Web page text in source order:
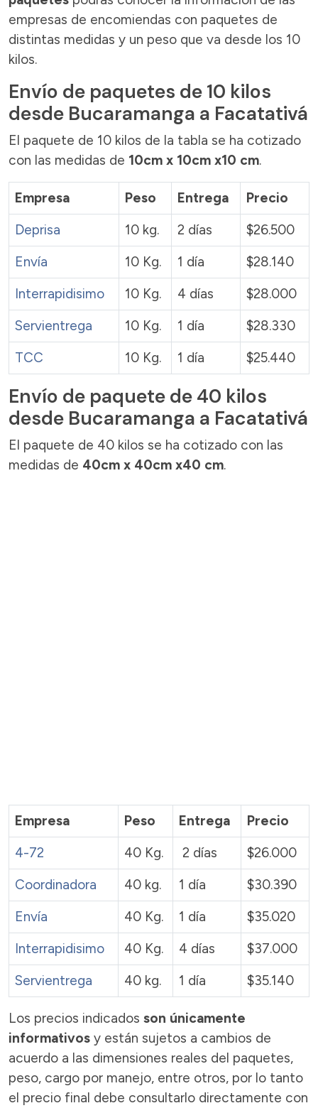
empresas de encomiendas con paquetes de
distintas medidas y un peso que va desde los 10
kilos.
Envío de paquetes de 10 kilos
desde Bucaramanga a Facatativá
El paquete de 10 kilos de la tabla se ha cotizado
con las medidas de 10cm x 10cm x10 cm.
Empresa Peso Entrega
Precio
Deprisa
10 kg. 2 días
$26.500
Envía
10 Kg. 1 día
$28.140
Interrapidisimo
10 Kg. 4 días
$28.000
Servientrega
10 Kg. 1 día
$28.330
TCC
10 Kg. 1 día $25.440
Envío de paquete de 40 kilos
desde Bucaramanga a Facatativá
El paquete de 40 kilos se ha cotizado con las
medidas de 40cm x 40cm x40 cm.
Empresa Peso Entrega
Precio
4-72
40 Kg. 2 días
$26.000
Coordinadora
40 kg. 1 día
$30.390
Envía
40 Kg. 1 día
$35.020
Interrapidisimo
40 Kg. 4 días
$37.000
Servientrega
40 kg. 1 día $35.140
Los precios indicados son únicamente
informativos y están sujetos a cambios de
acuerdo a las dimensiones reales del paquetes,
peso, cargo por manejo, entre otros, por lo tanto
el precio final debe consultarlo directamente con